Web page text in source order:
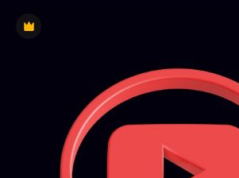
Premium